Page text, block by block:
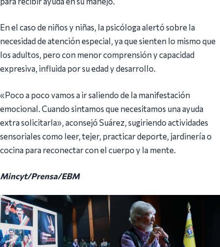
En el caso de niños y niñas, la psicóloga alertó sobre la
necesidad de atención especial, ya que sienten lo mismo que
los adultos, pero con menor comprensión y capacidad
expresiva, influida por su edad y desarrollo.
«Poco a poco vamos a ir saliendo de la manifestación
emocional. Cuando sintamos que necesitamos una ayuda
extra solicitarla», aconsejó Suárez, sugiriendo actividades
sensoriales como leer, tejer, practicar deporte, jardinería o
cocina para reconectar con el cuerpo y la mente.
Mincyt/Prensa/EBM